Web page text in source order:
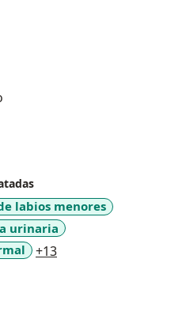
labios menores
urinaria
+13